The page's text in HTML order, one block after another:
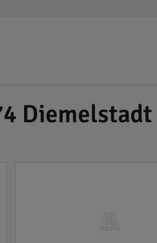
Diemelstadt